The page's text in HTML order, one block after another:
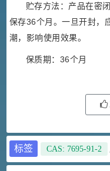
贮存方法：产品在密
保存36个月。一旦开封，
潮，影响使用效果。
保质期：36个月
标签 CAS: 7695-91-2